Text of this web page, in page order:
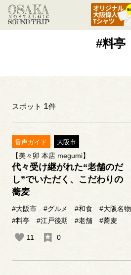
TOP #料亭
#料亭
スポット 1件
音声ガイド 大阪市
【美々卯 本店 megumi】
代々受け継がれた“老舗のだ
し”でいただく、こだわりの
蕎麦
#大阪市 #グルメ #和食 #大阪名物
#料亭
#江戸後期 #老舗 #蕎麦
11 0